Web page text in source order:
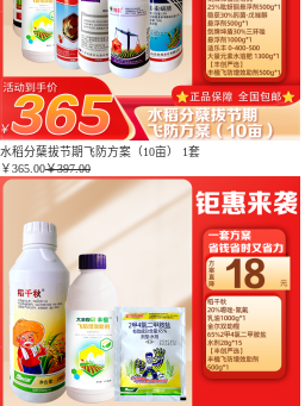
水稻分蘖拔节期飞防方案（10亩） 1套
￥365.00￥397.00